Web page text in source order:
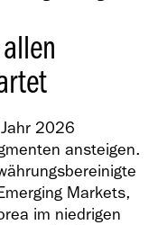
2026
ansteigen.
Markets,
im niedrigen